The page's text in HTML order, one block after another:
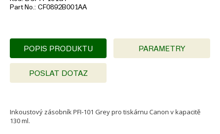
Part No. CF0892B001AA
POPIS PRODUKTU PARAMETRY
POSLAT DOTAZ
Inkoustový zásobník PFI-101 Grey pro tiskárnu Canon v kapacitě
130 ml.